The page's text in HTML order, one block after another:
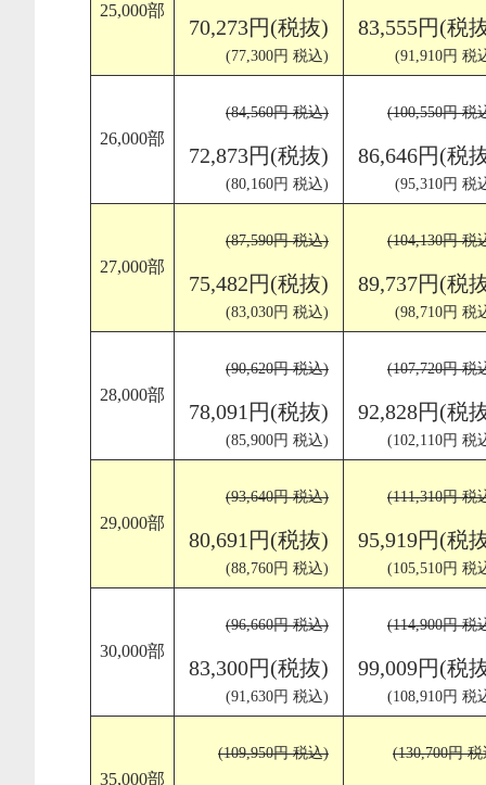
25,000部
70,273円(税抜)
(77,300円 税込)
83,555円(税
(91,910円 税
26,000部
(84,560円 税込)
72,873円(税抜)
(80,160円 税込)
(100,550円 税
86,646円(税
(95,310円 税
27,000部
(87,590円 税込)
75,482円(税抜)
(83,030円 税込)
(104,130円 税
89,737円(税
(98,710円 税
28,000部
(90,620円 税込)
78,091円(税抜)
(85,900円 税込)
(107,720円 税
92,828円(税
(102,110円 税
29,000部
(93,640円 税込)
80,691円(税抜)
(88,760円 税込)
(111,310円 税
95,919円(税
(105,510円 税
30,000部
(96,660円 税込)
83,300円(税抜)
(91,630円 税込)
(114,900円 税
99,009円(税
(108,910円 税
35,000部
(109,950円 税込) (130,700円